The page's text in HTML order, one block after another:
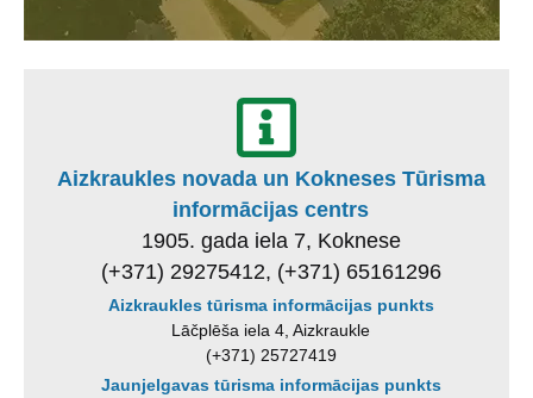
Aizkraukles novada un Kokneses Tūrisma
informācijas centrs
1905. gada iela 7, Koknese
(+371) 29275412, (+371) 65161296
Aizkraukles tūrisma informācijas punkts
Lāčplēša iela 4, Aizkraukle
(+371) 25727419
Jaunjelgavas tūrisma informācijas punkts